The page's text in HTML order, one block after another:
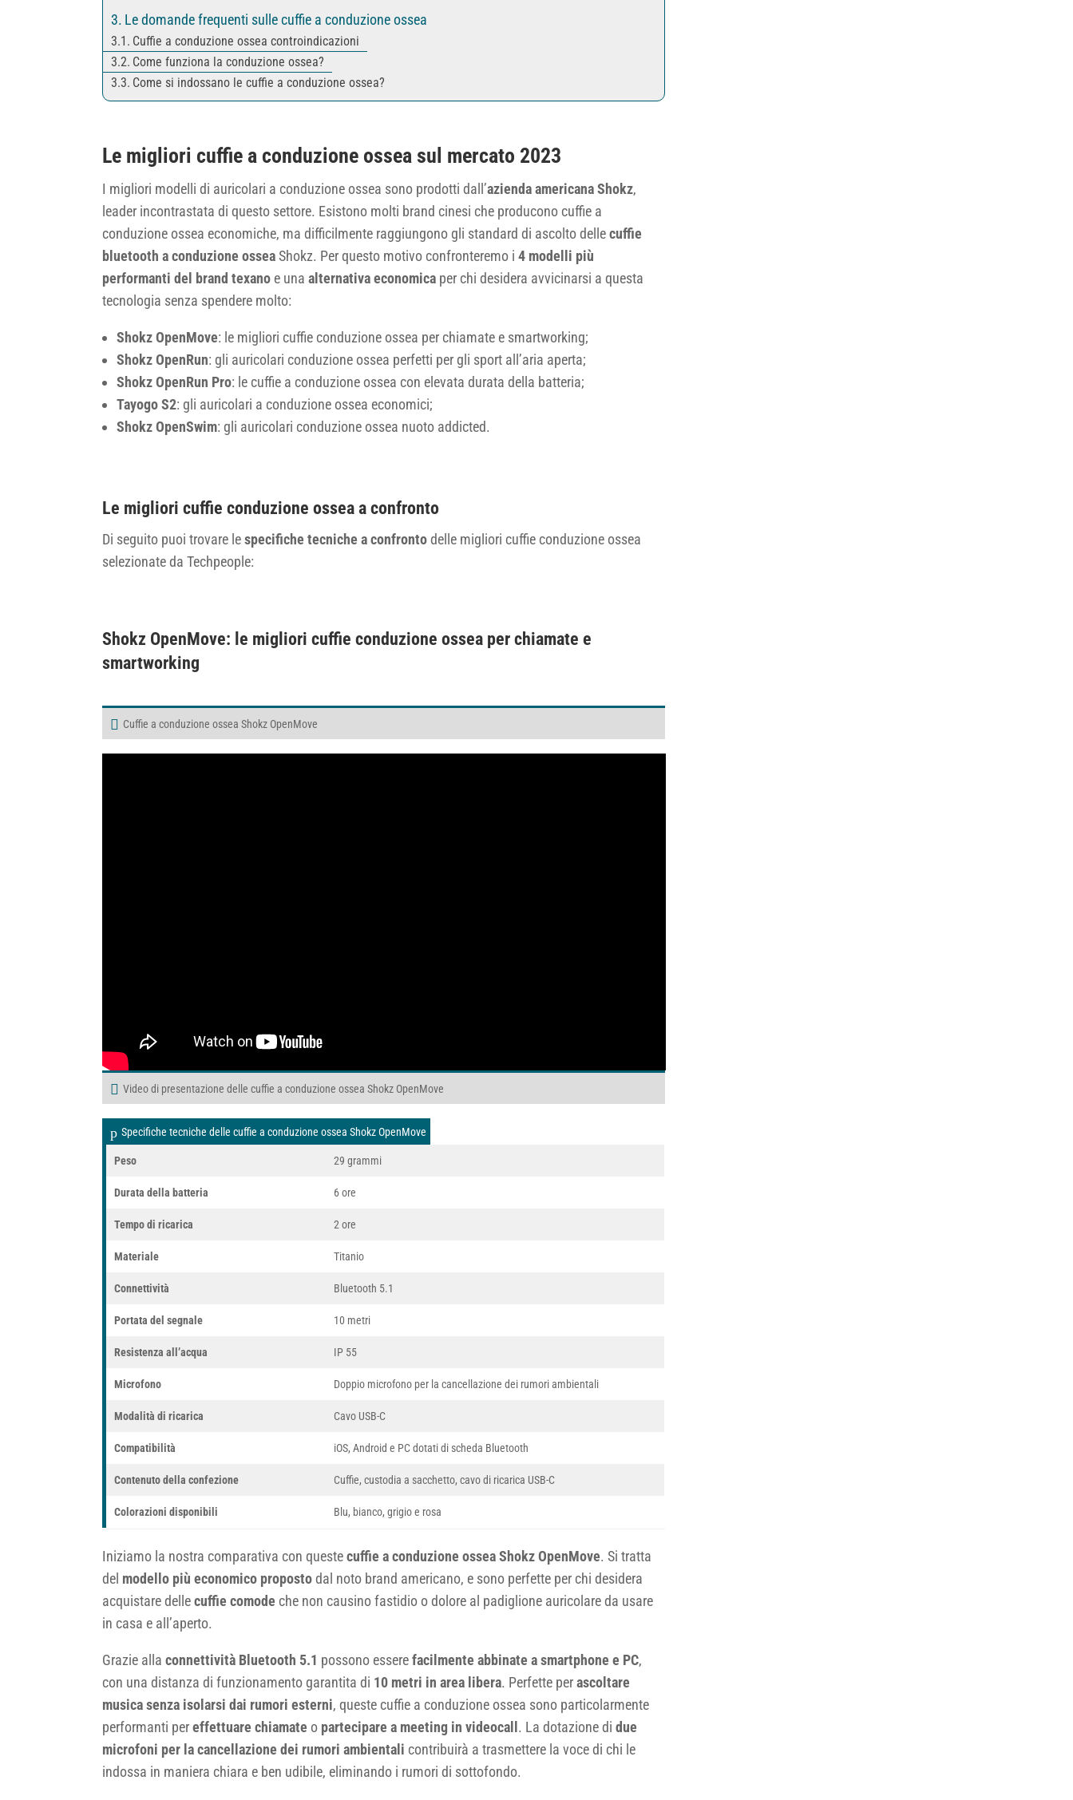
Le domande frequenti sulle cuffie a conduzione ossea
Cuffie a conduzione ossea controindicazioni
Come funziona la conduzione ossea?
Come si indossano le cuffie a conduzione ossea?
Le migliori cuffie a conduzione ossea sul mercato 2023
I migliori modelli di auricolari a conduzione ossea sono prodotti dall’azienda americana Shokz,
leader incontrastata di questo settore. Esistono molti brand cinesi che producono cuffie a
conduzione ossea economiche, ma difficilmente raggiungono gli standard di ascolto dellecuffie
bluetooth a conduzione osseaShokz. Per questo motivo confronteremo i 4 modelli più
performanti del brand texanoe una alternativa economicaper chi desidera avvicinarsi a questa
tecnologia senza spendere molto:
Shokz OpenMove: le migliori cuffie conduzione ossea per chiamate e smartworking;
Shokz OpenRun: gli auricolari conduzione ossea perfetti per gli sport all’aria aperta;
Shokz OpenRun Pro: le cuffie a conduzione ossea con elevata durata della batteria;
Tayogo S2: gli auricolari a conduzione ossea economici;
Shokz OpenSwim: gli auricolari conduzione ossea nuoto addicted.
Le migliori cuffie conduzione ossea a confronto
Di seguito puoi trovare lespecifiche tecniche a confrontodelle migliori cuffie conduzione ossea
selezionate da Techpeople:
Shokz OpenMove: le migliori cuffie conduzione ossea per chiamate e
smartworking
Cuffie a conduzione ossea Shokz OpenMove
Video di presentazione delle cuffie a conduzione ossea Shokz OpenMove
Peso 29 grammi
Durata della batteria 6 ore
Tempo di ricarica 2 ore
Materiale Titanio
Connettività Bluetooth 5.1
Portata del segnale 10 metri
Resistenza all’acqua IP 55
Microfono Doppio microfono per la cancellazione dei rumori ambientali
Modalità di ricarica Cavo USB-C
Compatibilità iOS, Android e PC dotati di scheda Bluetooth
Contenuto della confezione Cuffie, custodia a sacchetto, cavo di ricarica USB-C
Colorazioni disponibili Blu, bianco, grigio e rosa
Specifiche tecniche delle cuffie a conduzione ossea Shokz OpenMove
Iniziamo la nostra comparativa con questecuffie a conduzione ossea Shokz OpenMove. Si tratta
del modello più economico propostodal noto brand americano, e sono perfette per chi desidera
acquistare dellecuffie comode che non causino fastidio o dolore al padiglione auricolare da usare
in casa e all’aperto.
Grazie alla connettività Bluetooth 5.1 possono esserefacilmente abbinate a smartphone e PC,
con una distanza di funzionamento garantita di 10 metri in area libera. Perfette perascoltare
musica senza isolarsi dai rumori esterni, queste cuffie a conduzione ossea sono particolarmente
performanti pereffettuare chiamate o partecipare a meeting in videocall . La dotazione di due
microfoni per la cancellazione dei rumori ambientali contribuirà a trasmettere la voce di chi le
indossa in maniera chiara e ben udibile, eliminando i rumori di sottofondo.